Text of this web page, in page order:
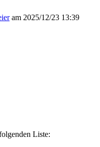
am 2025/12/23 13:39
Liste: